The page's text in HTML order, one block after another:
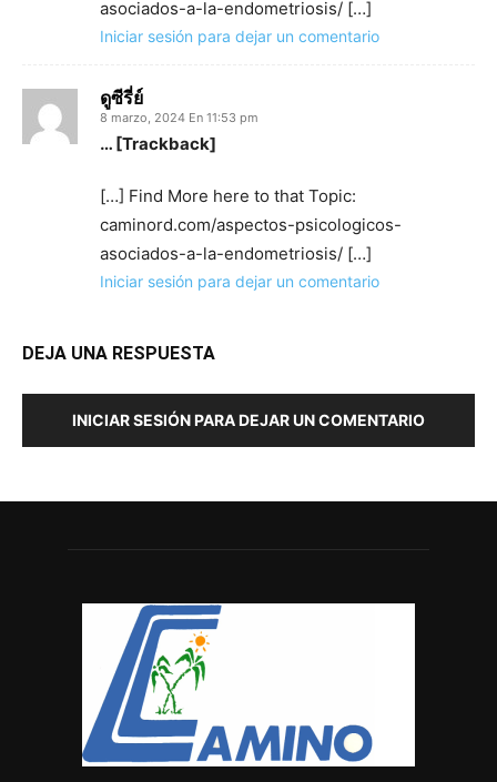
asociados-a-la-endometriosis/ […]
Iniciar sesión para dejar un comentario
ดูซีรี่ย์
8 marzo, 2024 En 11:53 pm
… [Trackback]
[…] Find More here to that Topic:
caminord.com/aspectos-psicologicos-
asociados-a-la-endometriosis/ […]
Iniciar sesión para dejar un comentario
DEJA UNA RESPUESTA
INICIAR SESIÓN PARA DEJAR UN COMENTARIO